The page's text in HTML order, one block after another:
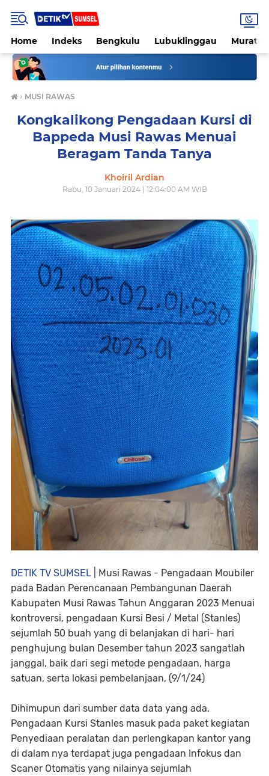
Home Indeks Bengkulu Lubuklinggau
› MUSI RAWAS
Kongkalikong Pengadaan Kursi di
Bappeda Musi Rawas Menuai
Beragam Tanda Tanya
Khoiril Ardian
Rabu, 10 Januari 2024 | 12:04:00 AM WIB
DETIK TV SUMSEL | Musi Rawas - Pengadaan Moubiler
pada Badan Perencanaan Pembangunan Daerah
Kabupaten Musi Rawas Tahun Anggaran 2023 Menuai
kontroversi, pengadaan Kursi Besi / Metal (Stanles)
sejumlah 50 buah yang di belanjakan di hari- hari
penghujung bulan Desember tahun 2023 sangatlah
janggal, baik dari segi metode pengadaan, harga
satuan, serta lokasi pembelanjaan, (9/1/24)
Dihimupun dari sumber data data yang ada,
Pengadaan Kursi Stanles masuk pada paket kegiatan
Penyediaan peralatan dan perlengkapan kantor yang
di dalam nya terdapat juga pengadaan Infokus dan
Scaner Otomatis yang nilainya sejumlah